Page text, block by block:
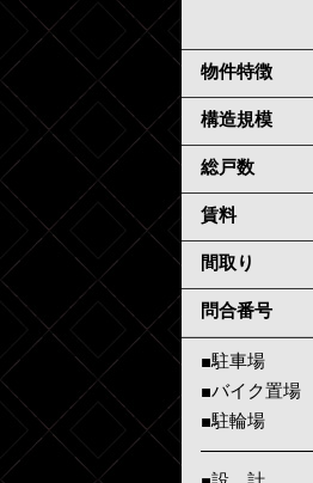
物件特徴
構造規模
総戸数
賃料
間取り
問合番号
■駐車場 1
■バイク置場
■駐輪場 29